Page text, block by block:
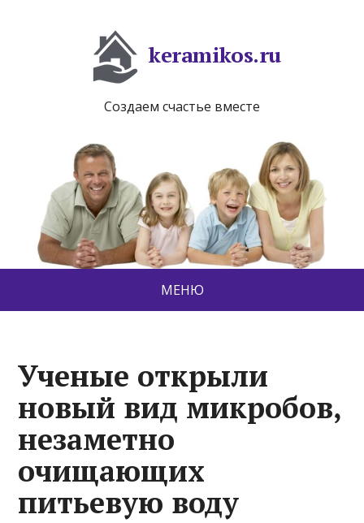
keramikos.ru
Создаем счастье вместе
МЕНЮ
Ученые открыли
новый вид микробов,
незаметно
очищающих
питьевую воду